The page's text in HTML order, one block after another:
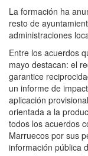
La formación ha
resto de
administraciones
Entre los acuerdos
mayo destacan: el
garantice
un informe de
aplicación
orientada a la
todos los acuerdos
Marruecos por sus
información pública